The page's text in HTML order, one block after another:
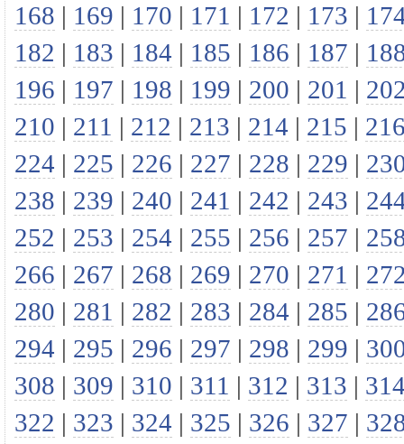
168 | 169 | 170 | 171 | 172 | 173 |
182 | 183 | 184 | 185 | 186 | 187 |
196 | 197 | 198 | 199 | 200 | 201 |
210 | 211 | 212 | 213 | 214 | 215 |
224 | 225 | 226 | 227 | 228 | 229 |
238 | 239 | 240 | 241 | 242 | 243 |
252 | 253 | 254 | 255 | 256 | 257 |
266 | 267 | 268 | 269 | 270 | 271 |
280 | 281 | 282 | 283 | 284 | 285 |
294 | 295 | 296 | 297 | 298 | 299 |
308 | 309 | 310 | 311 | 312 | 313 |
322 | 323 | 324 | 325 | 326 | 327 |